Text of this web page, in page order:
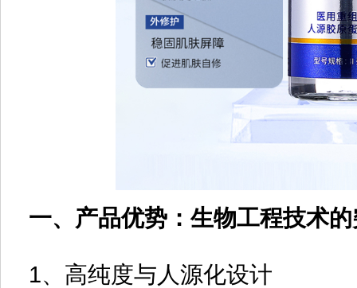
一、产品优势：生物工程技术
1、高纯度与人源化设计‌